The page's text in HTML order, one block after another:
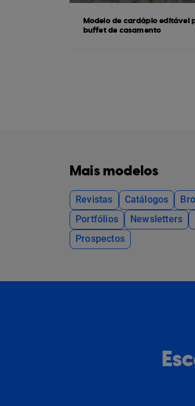
Modelo de cardápio editável
buffet de casamento
Mais modelos
Revistas Catálogos
Portfólios
Newsletters
Prospectos